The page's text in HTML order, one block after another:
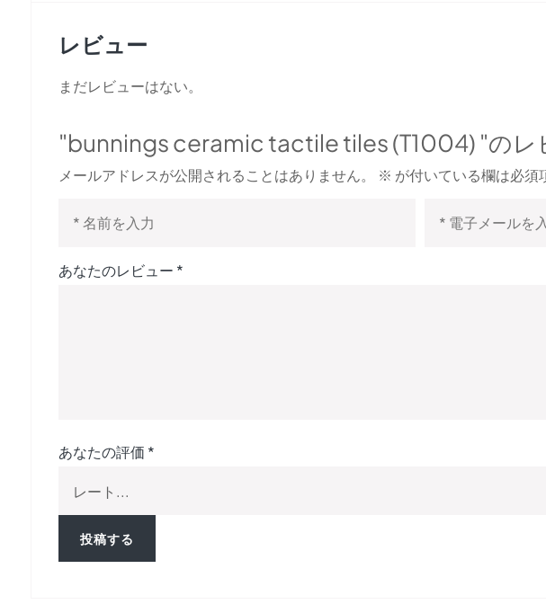
レビュー
まだレビューはない。
"bunnings ceramic tactile tiles (T1004) "のレ
メールアドレスが公開されることはありません。 ※ が付いている欄は必須
あなたのレビュー *
あなたの評価 *